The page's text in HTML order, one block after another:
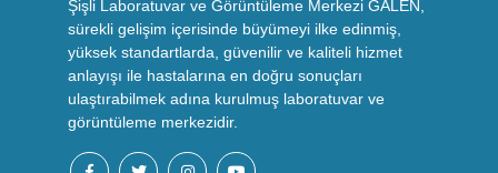
Şişli Laboratuvar ve Görüntüleme Merkezi GALEN,
sürekli gelişim içerisinde büyümeyi ilke edinmiş,
yüksek standartlarda, güvenilir ve kaliteli hizmet
anlayışı ile hastalarına en doğru sonuçları
ulaştırabilmek adına kurulmuş laboratuvar ve
görüntüleme merkezidir.